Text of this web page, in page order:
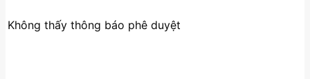
Không thấy thông báo phê duyệt